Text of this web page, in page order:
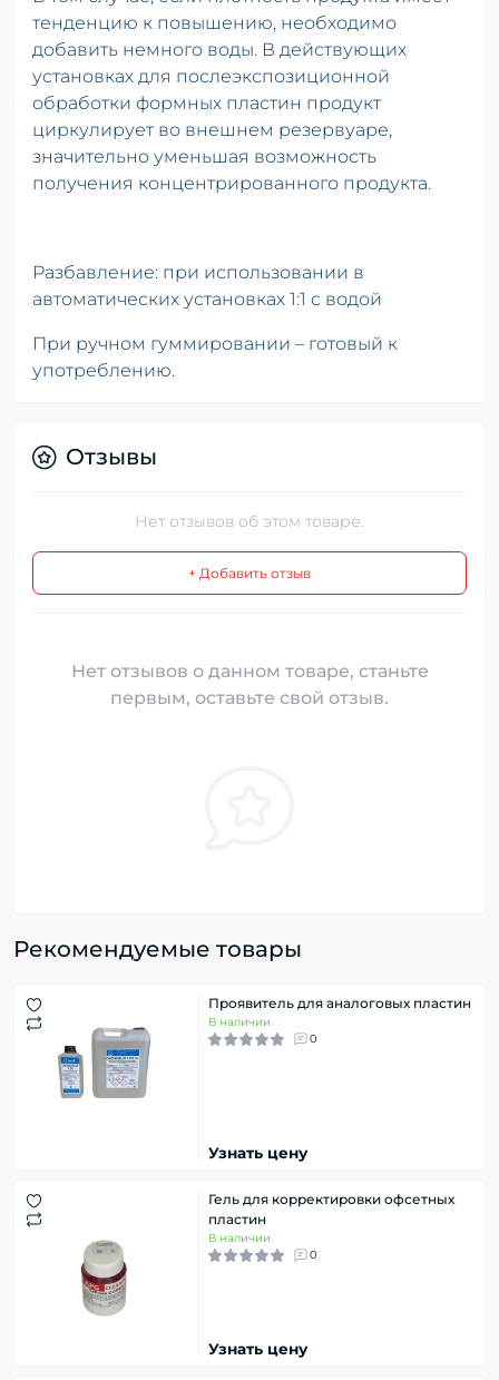
тенденцию к повышению, необходимо
добавить немного воды. В действующих
установках для послеэкспозиционной
обработки формных пластин продукт
циркулирует во внешнем резервуаре,
значительно уменьшая возможность
получения концентрированного продукта.
Разбавление: при использовании в
автоматических установках 1:1 c водой
При ручном гуммировании – готовый к
употреблению.
Отзывы
Нет отзывов об этом товаре.
+ Добавить отзыв
Нет отзывов о данном товаре, станьте
первым, оставьте свой отзыв.
Рекомендуемые товары
Проявитель для аналоговых пластин
В наличии
0
Узнать цену
Гель для корректировки офсетных
пластин
В наличии
0
Узнать цену